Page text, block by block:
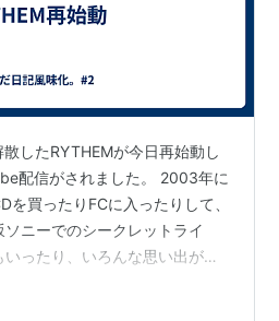
したRYTHEMが今日再始動し
配信がされました。 2003年に
を買ったりFCに入ったりして、
ニーでのシークレットライ
ったり、いろんな思い出があ
くなりました。